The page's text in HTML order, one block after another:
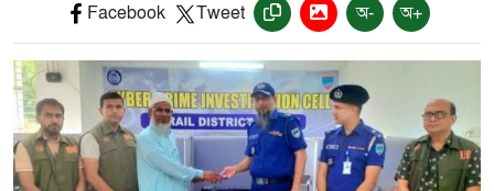
Facebook Tweet অ- অ+